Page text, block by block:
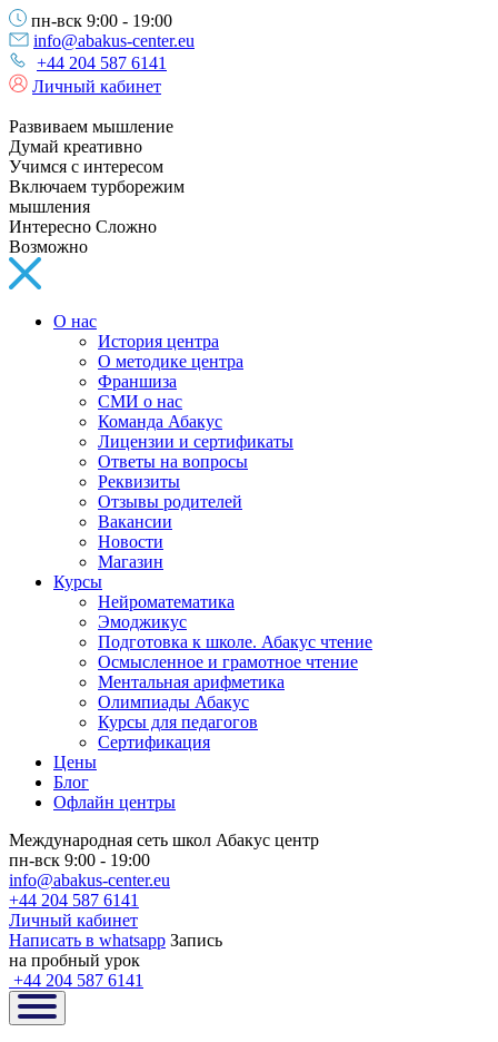
пн-вск 9:00 - 19:00
info@abakus-center.eu
+44 204 587 6141
Личный кабинет
Развиваем мышление
Думай креативно
Учимся с интересом
Включаем турборежим
мышления
Интересно Сложно
Возможно
О нас
История центра
О методике центра
Франшиза
СМИ о нас
Команда Абакус
Лицензии и сертификаты
Ответы на вопросы
Реквизиты
Отзывы родителей
Вакансии
Новости
Магазин
Курсы
Нейроматематика
Эмоджикус
Подготовка к школе. Абакус чтение
Осмысленное и грамотное чтение
Ментальная арифметика
Олимпиады Абакус
Курсы для педагогов
Сертификация
Цены
Блог
Офлайн центры
Международная сеть школ Абакус центр
пн-вск 9:00 - 19:00
info@abakus-center.eu
+44 204 587 6141
Личный кабинет
Написать в whatsapp Запись
на пробный урок
+44 204 587 6141